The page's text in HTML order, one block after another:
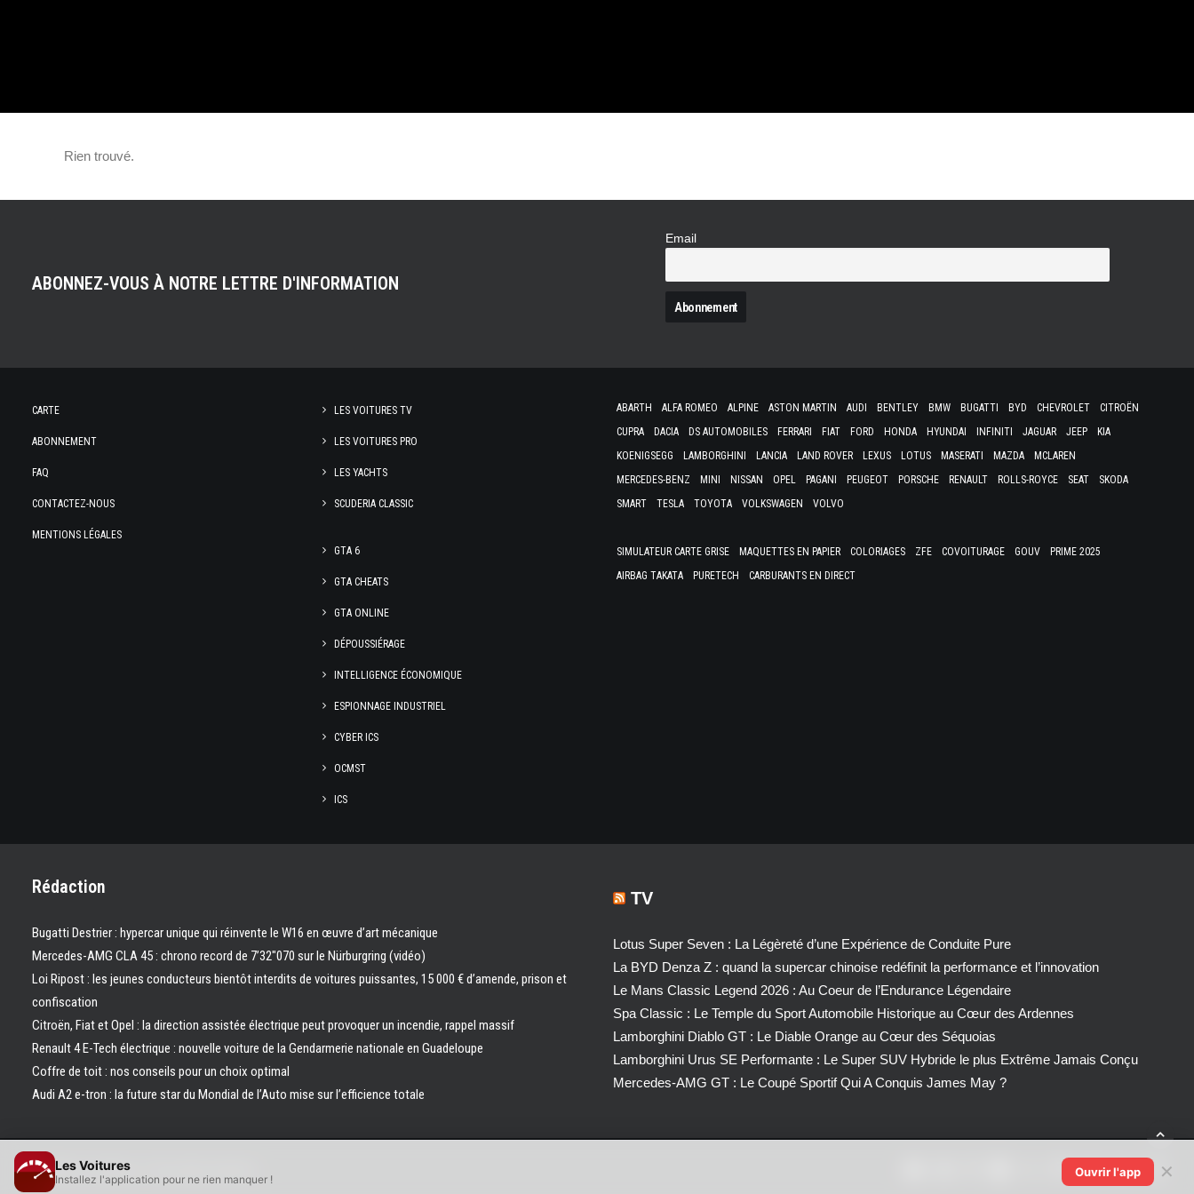
Rien trouvé.
ABONNEZ-VOUS À NOTRE LETTRE D'INFORMATION
Email
CARTE
ABONNEMENT
FAQ
CONTACTEZ-NOUS
MENTIONS LÉGALES
LES VOITURES TV
LES VOITURES PRO
LES YACHTS
SCUDERIA CLASSIC
GTA 6
GTA CHEATS
GTA ONLINE
DÉPOUSSIÉRAGE
INTELLIGENCE ÉCONOMIQUE
ESPIONNAGE INDUSTRIEL
CYBER ICS
OCMST
ICS
ABARTH ALFA ROMEO ALPINE ASTON MARTIN AUDI BENTLEY BMW BUGATTI BYD CHEVROLET
CITROËN
CUPRA
DACIA DS AUTOMOBILES FERRARI FIAT FORD HONDA HYUNDAI INFINITI JAGUAR JEEP
KIA
KOENIGSEGG
LAMBORGHINI LANCIA LAND ROVER LEXUS LOTUS MASERATI MAZDA
MCLAREN
MERCEDES-BENZ
MINI NISSAN OPEL PAGANI PEUGEOT PORSCHE RENAULT ROLLS-ROYCE SEAT
SKODA
SMART
TESLA TOYOTA VOLKSWAGEN VOLVO
SIMULATEUR CARTE GRISE MAQUETTES EN PAPIER COLORIAGES ZFE COVOITURAGE GOUV
PRIME 2025
AIRBAG TAKATA
PURETECH CARBURANTS EN DIRECT
Rédaction
Bugatti Destrier : hypercar unique qui réinvente le W16 en œuvre d’art mécanique
Mercedes-AMG CLA 45 : chrono record de 7’32″070 sur le Nürburgring (vidéo)
Loi Ripost : les jeunes conducteurs bientôt interdits de voitures puissantes, 15 000 € d’amende, prison et
confiscation
Citroën, Fiat et Opel : la direction assistée électrique peut provoquer un incendie, rappel massif
Renault 4 E-Tech électrique : nouvelle voiture de la Gendarmerie nationale en Guadeloupe
Coffre de toit : nos conseils pour un choix optimal
Audi A2 e-tron : la future star du Mondial de l’Auto mise sur l’efficience totale
TV
Lotus Super Seven : La Légèreté d’une Expérience de Conduite Pure
La BYD Denza Z : quand la supercar chinoise redéfinit la performance et l’innovation
Le Mans Classic Legend 2026 : Au Coeur de l’Endurance Légendaire
Spa Classic : Le Temple du Sport Automobile Historique au Cœur des Ardennes
Lamborghini Diablo GT : Le Diable Orange au Cœur des Séquoias
Lamborghini Urus SE Performante : Le Super SUV Hybride le plus Extrême Jamais Conçu
Mercedes-AMG GT : Le Coupé Sportif Qui A Conquis James May ?
© 2026 Les Voitures. | Tous droits réservés.
Les Voitures
Installez l'application pour ne rien manquer !
Ouvrir l'app ✕